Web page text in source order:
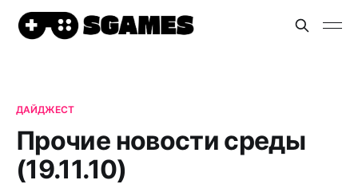
ДАЙДЖЕСТ
Прочие новости среды
(19.11.10)